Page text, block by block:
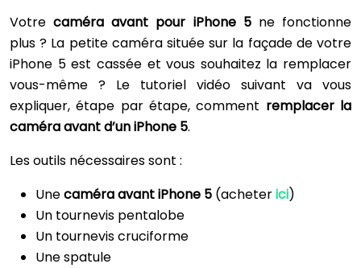
Votrecaméra avant pour iPhone 5ne fonctionne
plus ? La petite caméra située sur la façade de votre
iPhone 5 est cassée et vous souhaitez la remplacer
vous-même ? Le tutoriel vidéo suivant va vous
expliquer, étape par étape, comment remplacer la
caméra avant d’un iPhone 5.
Les outils nécessaires sont :
Unecaméra avant iPhone 5 (acheterici)
Un tournevis pentalobe
Un tournevis cruciforme
Une spatule